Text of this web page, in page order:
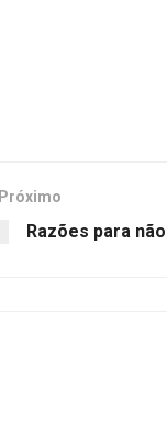
Próximo
Razões para